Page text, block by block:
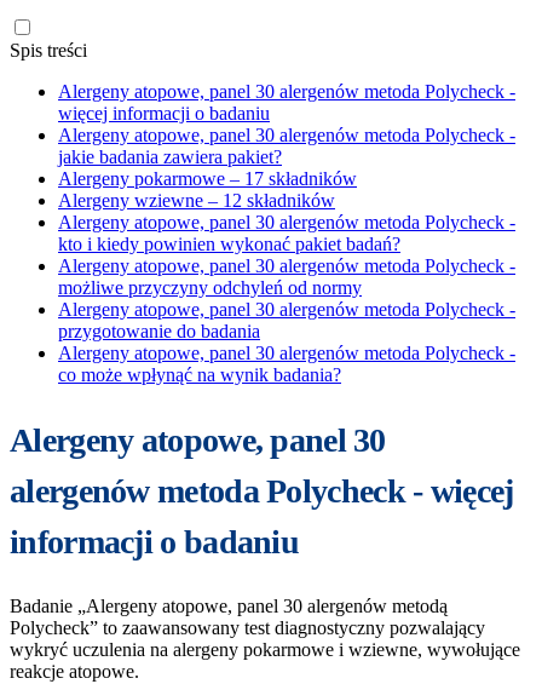
Spis treści
Alergeny atopowe, panel 30 alergenów metoda Polycheck -
więcej informacji o badaniu
Alergeny atopowe, panel 30 alergenów metoda Polycheck -
jakie badania zawiera pakiet?
Alergeny pokarmowe – 17 składników
Alergeny wziewne – 12 składników
Alergeny atopowe, panel 30 alergenów metoda Polycheck -
kto i kiedy powinien wykonać pakiet badań?
Alergeny atopowe, panel 30 alergenów metoda Polycheck -
możliwe przyczyny odchyleń od normy
Alergeny atopowe, panel 30 alergenów metoda Polycheck -
przygotowanie do badania
Alergeny atopowe, panel 30 alergenów metoda Polycheck -
co może wpłynąć na wynik badania?
Alergeny atopowe, panel 30
alergenów metoda Polycheck - więcej
informacji o badaniu
Badanie „Alergeny atopowe, panel 30 alergenów metodą
Polycheck” to zaawansowany test diagnostyczny pozwalający
wykryć uczulenia na alergeny pokarmowe i wziewne, wywołujące
reakcje atopowe.